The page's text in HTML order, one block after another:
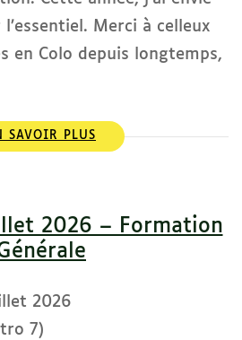
Merci à celleux
en Colo depuis longtemps,
SAVOIR PLUS
2026 – Formation
2026
7)